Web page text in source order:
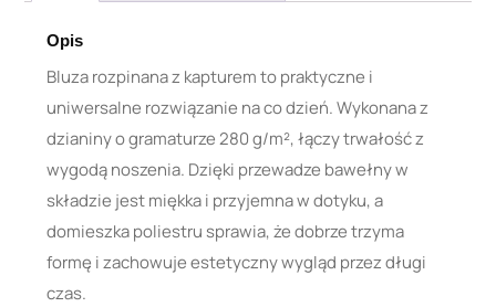
Opis
Bluza rozpinana z kapturem to praktyczne i
uniwersalne rozwiązanie na co dzień. Wykonana z
dzianiny o gramaturze 280 g/m², łączy trwałość z
wygodą noszenia. Dzięki przewadze bawełny w
składzie jest miękka i przyjemna w dotyku, a
domieszka poliestru sprawia, że dobrze trzyma
formę i zachowuje estetyczny wygląd przez długi
czas.